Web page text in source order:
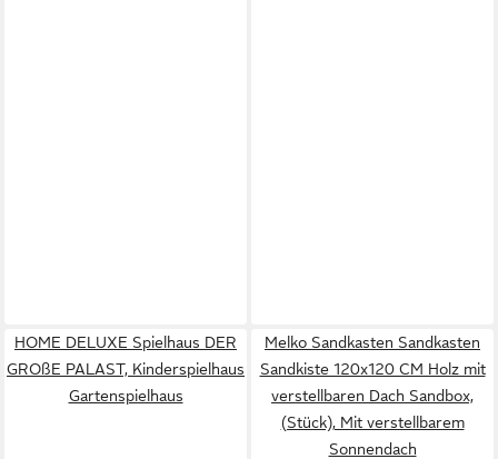
HOME DELUXE Spielhaus DER
GROßE PALAST, Kinderspielhaus
Gartenspielhaus
Melko Sandkasten Sandkasten
Sandkiste 120x120 CM Holz mit
verstellbaren Dach Sandbox,
(Stück), Mit verstellbarem
Sonnendach